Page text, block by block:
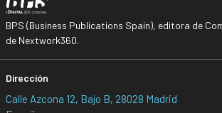
BPS (Business Publications Spain), editora de
de Nextwork360.
Dirección
Calle Azcona 12, Bajo B, 28028 Madrid